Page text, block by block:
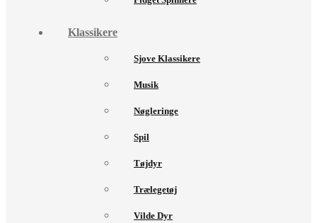
Klassikere
Sjove Klassikere
Musik
Nøgleringe
Spil
Tøjdyr
Trælegetøj
Vilde Dyr